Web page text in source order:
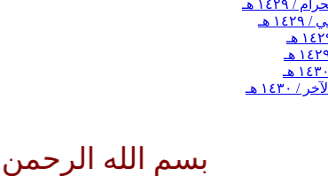
بسم الله الرحمن الرحيم